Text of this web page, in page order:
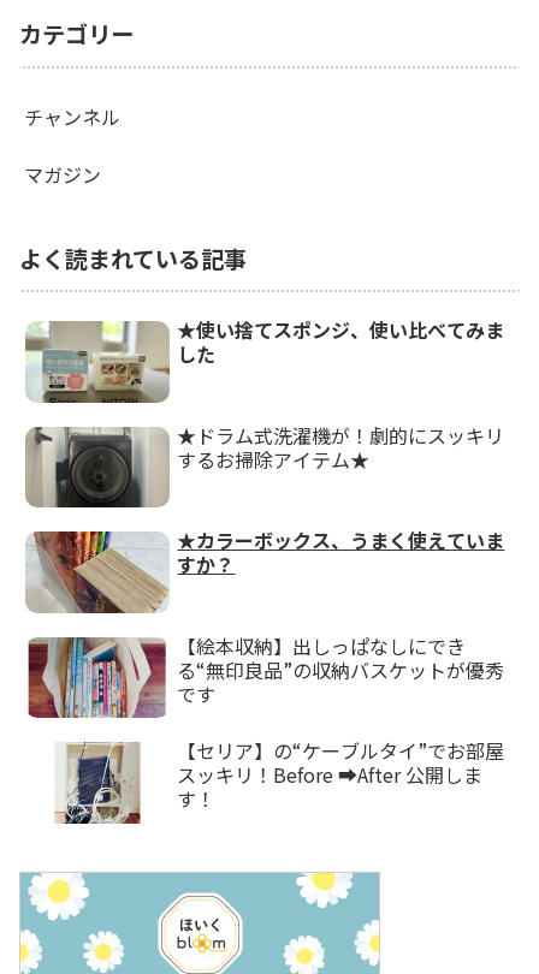
カテゴリー
チャンネル
マガジン
よく読まれている記事
★使い捨てスポンジ、使い比べてみま
した
★ドラム式洗濯機が！劇的にスッキリ
するお掃除アイテム★
★カラーボックス、うまく使えていま
すか？
【絵本収納】出しっぱなしにでき
る“無印良品”の収納バスケットが優秀
です
【セリア】の“ケーブルタイ”でお部屋
スッキリ！Before ➡After 公開しま
す！